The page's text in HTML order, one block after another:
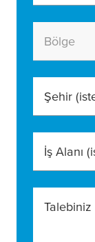
Bölge
Şehir
İş Alanı
Talebiniz